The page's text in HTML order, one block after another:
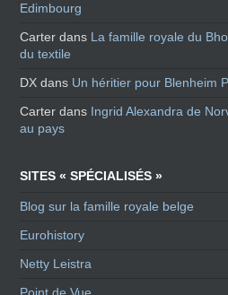
Edimbourg
Carter dans La famille royale du
du textile
DX dans Un héritier pour Blenheim
Carter dans Ingrid Alexandra de
au pays
SITES « SPÉCIALISÉS »
Blog sur la famille royale belge
Eurohistory
Netty Leistra